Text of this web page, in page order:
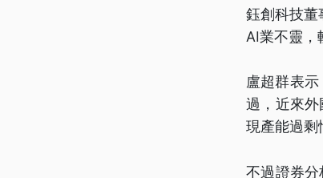
鈺創科技董
AI業不靈，
盧超群表
過，近來
現產能過剩
不過證券